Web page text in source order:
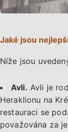
Jaké jsou
Níže jsou
Avli. Avli je
Heraklionu na
restauraci se
považována za